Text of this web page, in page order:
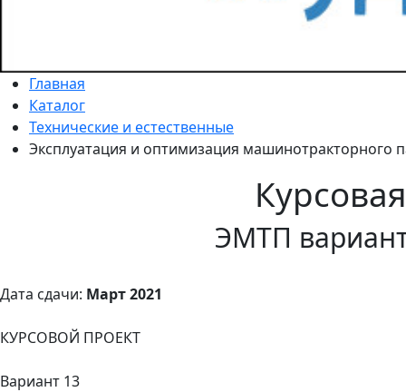
Главная
Каталог
Технические и естественные
Эксплуатация и оптимизация машинотракторного
Курсовая
ЭМТП
Дата сдачи: Март 2021
КУРСОВОЙ ПРОЕКТ
Вариант 13